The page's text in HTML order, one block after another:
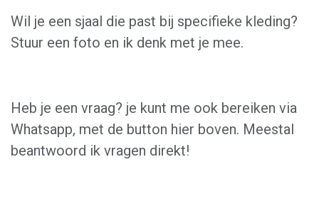
Wil je een sjaal die past bij specifieke kleding?
Stuur een foto en ik denk met je mee.
Heb je een vraag? je kunt me ook bereiken via
Whatsapp, met de button hier boven. Meestal
beantwoord ik vragen direkt!